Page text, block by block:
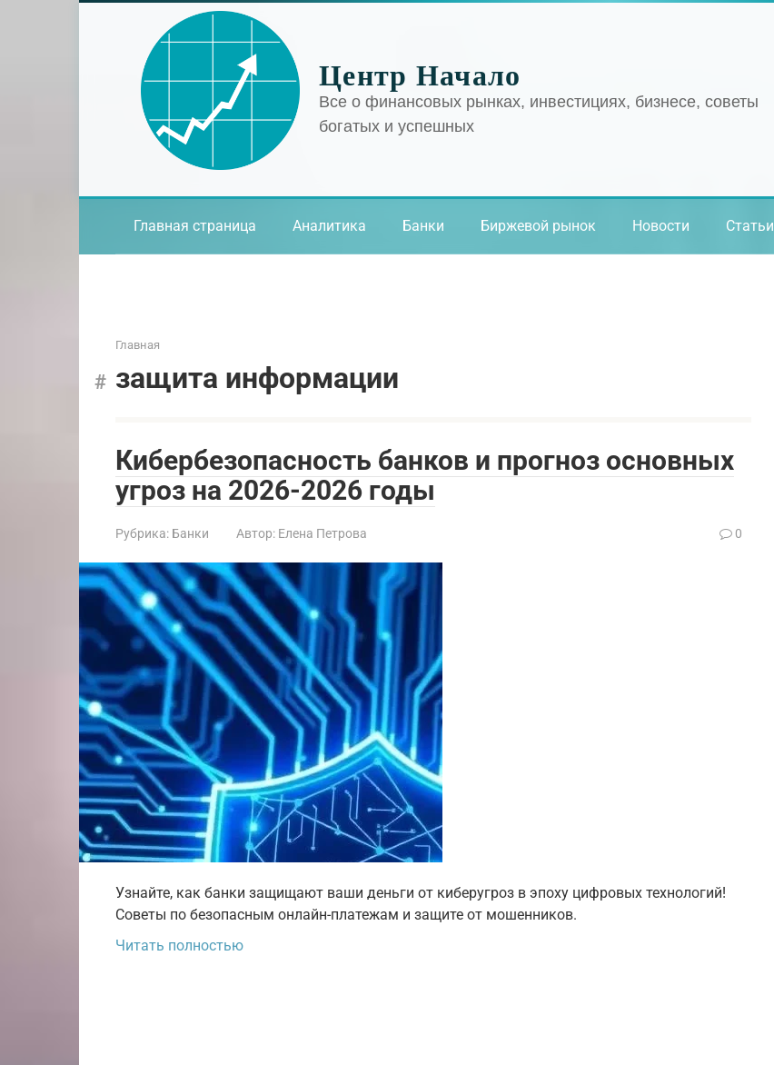
Центр Начало
Все о финансовых рынках, инвестициях, бизнесе, советы
богатых и успешных
Главная страница Аналитика Банки Биржевой рынок Новости Статьи
Главная
защита информации
Кибербезопасность банков и прогноз основных
угроз на 2026-2026 годы
Рубрика: Банки Автор: Елена Петрова 0
Узнайте, как банки защищают ваши деньги от киберугроз в эпоху цифровых технологий!
Советы по безопасным онлайн-платежам и защите от мошенников.
Читать полностью